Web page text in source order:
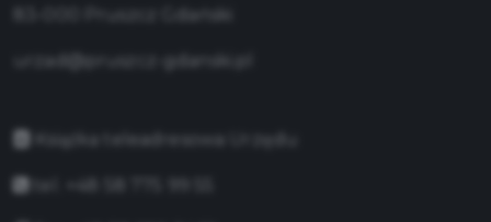
urzad@pruszcz-gdanski.pl
Książka teleadresowa Urzędu